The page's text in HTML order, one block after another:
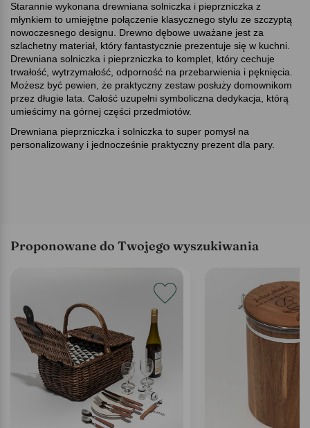
Starannie wykonana drewniana solniczka i pieprzniczka z
młynkiem to umiejętne połączenie klasycznego stylu ze szczyptą
nowoczesnego designu. Drewno dębowe uważane jest za
szlachetny materiał, który fantastycznie prezentuje się w kuchni.
Drewniana solniczka i pieprzniczka to komplet, który cechuje
trwałość, wytrzymałość, odporność na przebarwienia i pęknięcia.
Możesz być pewien, że praktyczny zestaw posłuży domownikom
przez długie lata. Całość uzupełni symboliczna dedykacja, którą
umieścimy na górnej części przedmiotów.
Drewniana pieprzniczka i solniczka to super pomysł na
personalizowany i jednocześnie praktyczny prezent dla pary.
Proponowane do Twojego wyszukiwania